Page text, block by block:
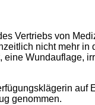
Vertriebs von
nicht mehr
genommen.